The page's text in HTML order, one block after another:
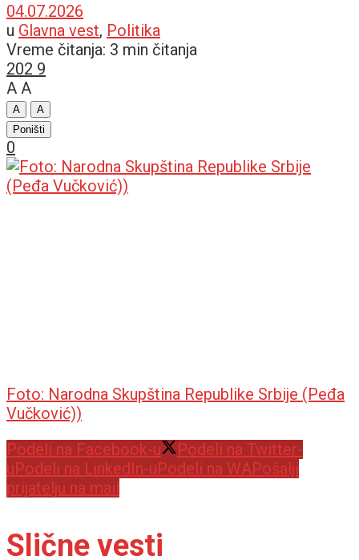
04.07.2026
u Glavna vest, Politika
Vreme čitanja: 3 min čitanja
202 9
A A
A
A
Poništi
0
Foto: Narodna Skupština Republike Srbije (Peđa
Vučković))
Podeli na Facebook-u
Podeli na Twitter-
uPodeli na LinkedIn-uPodeli na WAPošalji
prijatelju na mail
Slične vesti